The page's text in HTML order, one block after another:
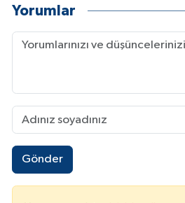
Yorumlar
Gönder
Jandarma
Kadın
MAGAZİN
Otomobil
POLİTİKA